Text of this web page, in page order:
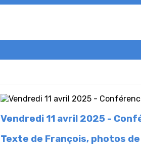
Vendredi 11 avril 2025 -
Texte de François, photos